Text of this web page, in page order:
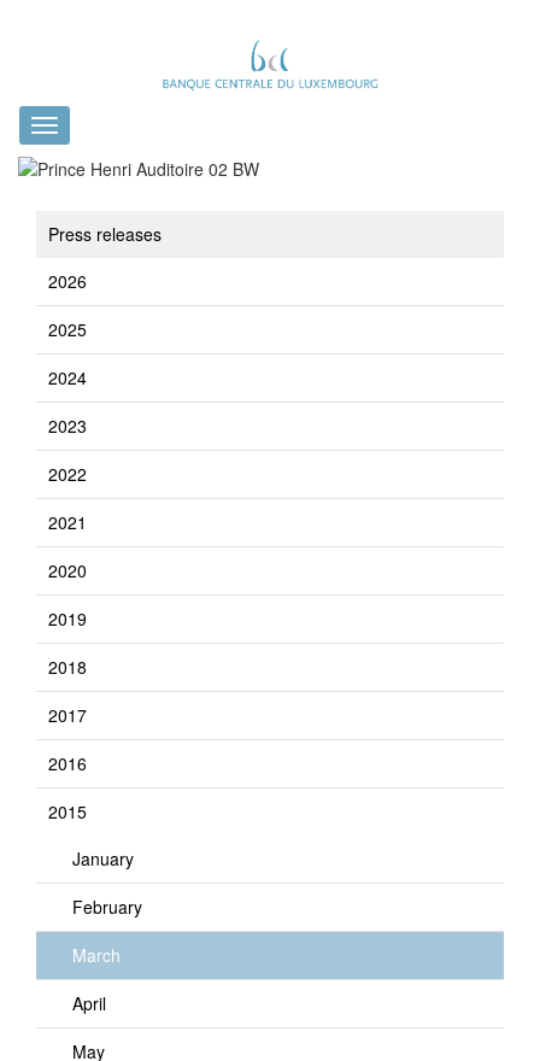
Toggle
navigation
Press releases
2026
2025
2024
2023
2022
2021
2020
2019
2018
2017
2016
2015
January
February
March
April
May